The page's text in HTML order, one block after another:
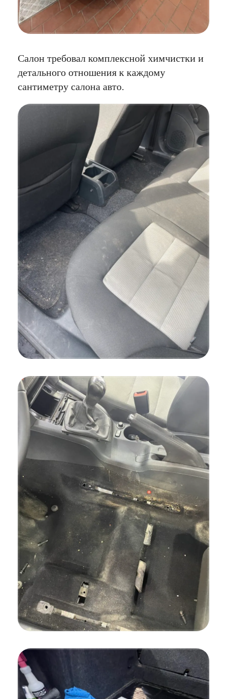
Салон требовал комплексной химчистки и
детального отношения к каждому
сантиметру салона авто.